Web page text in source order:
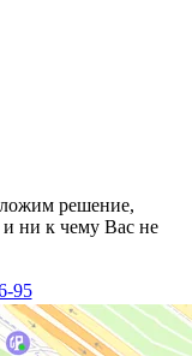
решение,
и ни к чему Вас не
95